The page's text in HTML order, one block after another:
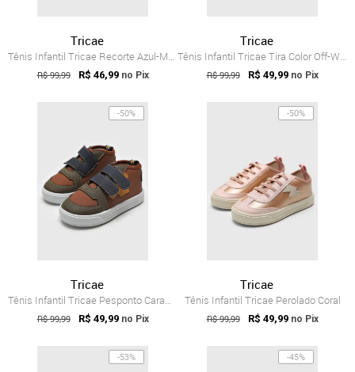
Tricae
Tênis Infantil Tricae Recorte Azul-Marinho
R$ 99,99 R$ 46,99 no Pix
Tricae
Tênis Infantil Tricae Tira Color Off-White
R$ 99,99 R$ 49,99 no Pix
-50%
Tricae
Tênis Infantil Tricae Pesponto Caramelo
R$ 99,99 R$ 49,99 no Pix
-50%
Tricae
Tênis Infantil Tricae Perolado Coral
R$ 99,99 R$ 49,99 no Pix
-53% -45%